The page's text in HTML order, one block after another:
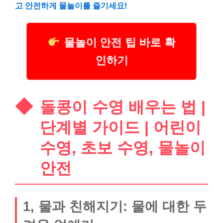
고 안전하게 물놀이를 즐기세요!
물놀이 안전 팁 바로 확
인하기
돌콩이 수영 배우는 법 |
단계별 가이드 | 어린이
수영, 초보 수영, 물놀이
안전
1, 물과 친해지기: 물에 대한 두